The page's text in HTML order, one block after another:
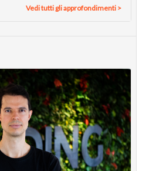
Vedi tutti gli approfondimenti >